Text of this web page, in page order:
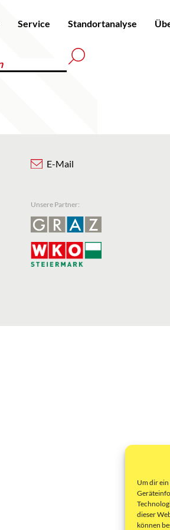
Um dir
dieser
können
Service Standortanalyse
E-Mail
Unsere Partner: